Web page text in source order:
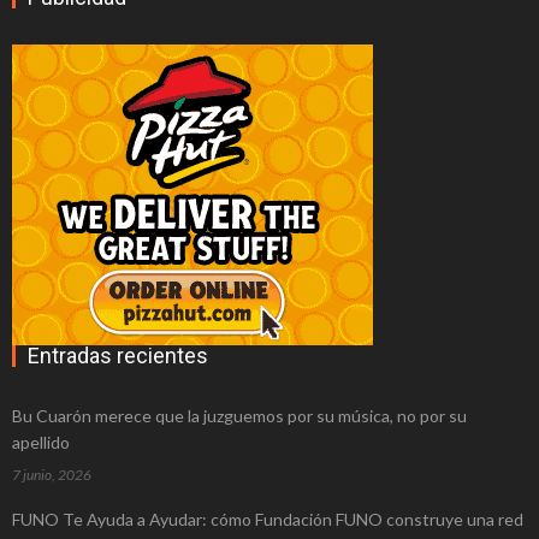
el dinero? Obtén dinero por tu coche con
CocheGo
Empresas seguridad privada
profesionales y completamente
equipadas
Reparar ps3 de forma económica
Abogado Getxo: ¿Tengo derecho a ser
indemnizado?
Law Brokers, servicio jurídico al alcance
de todos
Entradas recientes
Bu Cuarón merece que la juzguemos por su música, no por su
apellido
7 junio, 2026
FUNO Te Ayuda a Ayudar: cómo Fundación FUNO construye una red